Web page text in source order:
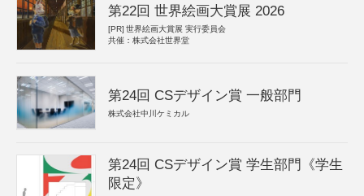
第22回 世界絵画大賞展 2026
[PR] 世界絵画大賞展 実行委員会
共催：株式会社世界堂
第24回 CSデザイン賞 一般部門
株式会社中川ケミカル
第24回 CSデザイン賞 学生部門《学生
限定》